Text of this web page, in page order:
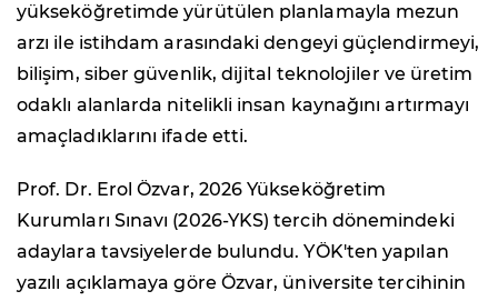
yükseköğretimde yürütülen planlamayla mezun
arzı ile istihdam arasındaki dengeyi güçlendirmeyi,
bilişim, siber güvenlik, dijital teknolojiler ve üretim
odaklı alanlarda nitelikli insan kaynağını artırmayı
amaçladıklarını ifade etti.
Prof. Dr. Erol Özvar, 2026 Yükseköğretim
Kurumları Sınavı (2026-YKS) tercih dönemindeki
adaylara tavsiyelerde bulundu. YÖK'ten yapılan
yazılı açıklamaya göre Özvar, üniversite tercihinin